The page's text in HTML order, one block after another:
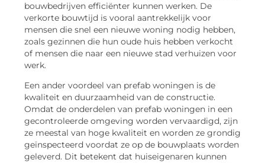
bouwbedrijven efficiënter kunnen werken. De
verkorte bouwtijd is vooral aantrekkelijk voor
mensen die snel een nieuwe woning nodig hebben,
zoals gezinnen die hun oude huis hebben verkocht
of mensen die naar een nieuwe stad verhuizen voor
werk.
Een ander voordeel van prefab woningen is de
kwaliteit en duurzaamheid van de constructie.
Omdat de onderdelen van prefab woningen in een
gecontroleerde omgeving worden vervaardigd, zijn
ze meestal van hoge kwaliteit en worden ze grondig
geïnspecteerd voordat ze op de bouwplaats worden
geleverd. Dit betekent dat huiseigenaren kunnen